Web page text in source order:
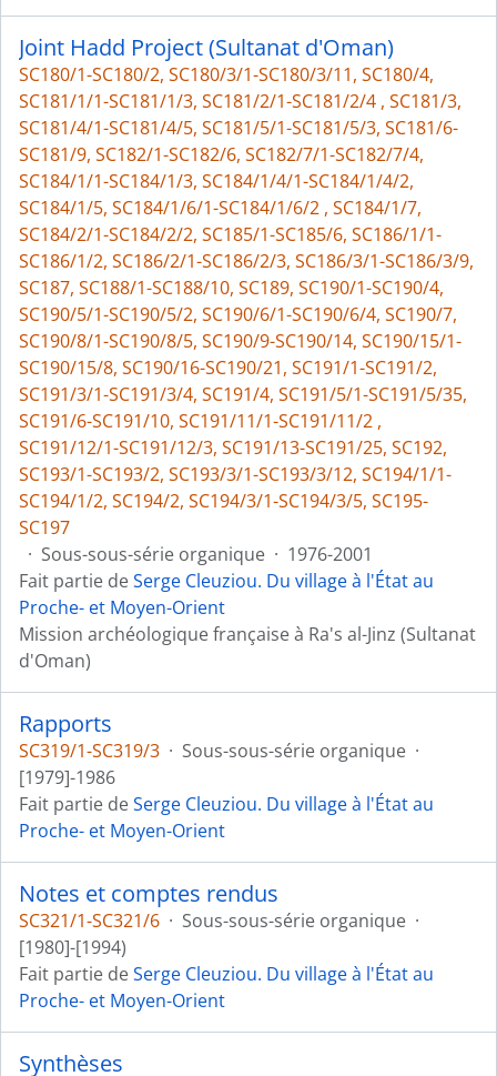
Joint Hadd Project (Sultanat d'Oman)
SC180/1-SC180/2, SC180/3/1-SC180/3/11, SC180/4,
SC181/1/1-SC181/1/3, SC181/2/1-SC181/2/4 , SC181/3,
SC181/4/1-SC181/4/5, SC181/5/1-SC181/5/3, SC181/6-
SC181/9, SC182/1-SC182/6, SC182/7/1-SC182/7/4,
SC184/1/1-SC184/1/3, SC184/1/4/1-SC184/1/4/2,
SC184/1/5, SC184/1/6/1-SC184/1/6/2 , SC184/1/7,
SC184/2/1-SC184/2/2, SC185/1-SC185/6, SC186/1/1-
SC186/1/2, SC186/2/1-SC186/2/3, SC186/3/1-SC186/3/9,
SC187, SC188/1-SC188/10, SC189, SC190/1-SC190/4,
SC190/5/1-SC190/5/2, SC190/6/1-SC190/6/4, SC190/7,
SC190/8/1-SC190/8/5, SC190/9-SC190/14, SC190/15/1-
SC190/15/8, SC190/16-SC190/21, SC191/1-SC191/2,
SC191/3/1-SC191/3/4, SC191/4, SC191/5/1-SC191/5/35,
SC191/6-SC191/10, SC191/11/1-SC191/11/2 ,
SC191/12/1-SC191/12/3, SC191/13-SC191/25, SC192,
SC193/1-SC193/2, SC193/3/1-SC193/3/12, SC194/1/1-
SC194/1/2, SC194/2, SC194/3/1-SC194/3/5, SC195-
SC197
· Sous-sous-série organique · 1976-2001
Fait partie deSerge Cleuziou. Du village à l'État au
Proche- et Moyen-Orient
Mission archéologique française à Ra's al-Jinz (Sultanat
d'Oman)
Rapports
SC319/1-SC319/3 · Sous-sous-série organique ·
[1979]-1986
Fait partie deSerge Cleuziou. Du village à l'État au
Proche- et Moyen-Orient
Notes et comptes rendus
SC321/1-SC321/6 · Sous-sous-série organique ·
[1980]-[1994)
Fait partie deSerge Cleuziou. Du village à l'État au
Proche- et Moyen-Orient
Synthèses